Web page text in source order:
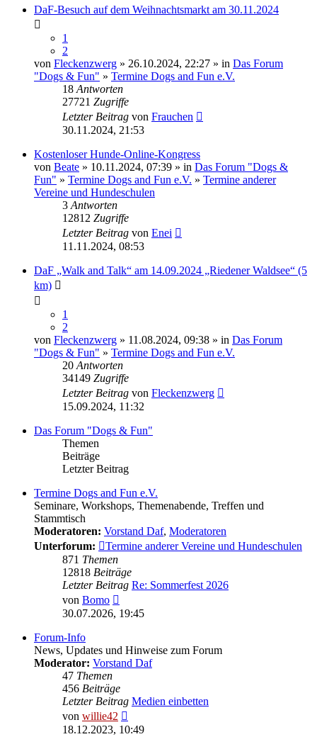
DaF-Besuch auf dem Weihnachtsmarkt am 30.11.2024
1
2
von Fleckenzwerg » 26.10.2024, 22:27 » in Das Forum
"Dogs & Fun" » Termine Dogs and Fun e.V.
18Antworten
27721 Zugriffe
Letzter Beitrag von Frauchen
30.11.2024, 21:53
Kostenloser Hunde-Online-Kongress
von Beate » 10.11.2024, 07:39 » in Das Forum "Dogs &
Fun" » Termine Dogs and Fun e.V. » Termine anderer
Vereine und Hundeschulen
3Antworten
12812 Zugriffe
Letzter Beitrag von Enei
11.11.2024, 08:53
DaF „Walk and Talk“ am 14.09.2024 „Riedener Waldsee“ (5
km)
1
2
von Fleckenzwerg » 11.08.2024, 09:38 » in Das Forum
"Dogs & Fun" » Termine Dogs and Fun e.V.
20Antworten
34149 Zugriffe
Letzter Beitrag von Fleckenzwerg
15.09.2024, 11:32
Das Forum "Dogs & Fun"
Themen
Beiträge
Letzter Beitrag
Termine Dogs and Fun e.V.
Seminare, Workshops, Themenabende, Treffen und
Stammtisch
Moderatoren: Vorstand Daf, Moderatoren
Unterforum:
Termine anderer Vereine und Hundeschulen
871 Themen
12818 Beiträge
Letzter Beitrag Re: Sommerfest 2026
von Bomo
Beitrag
30.07.2026, 19:45
Forum-Info
News, Updates und Hinweise zum Forum
Moderator: Vorstand Daf
47 Themen
456 Beiträge
Letzter Beitrag Medien einbetten
von willie42
Beitrag
18.12.2023, 10:49